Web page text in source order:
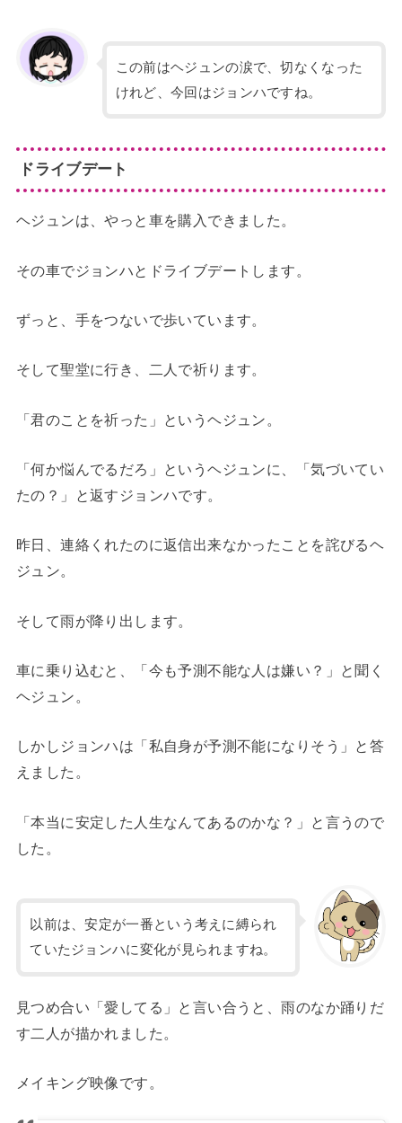
この前はヘジュンの涙で、切なくなった
けれど、今回はジョンハですね。
ドライブデート
ヘジュンは、やっと車を購入できました。
その車でジョンハとドライブデートします。
ずっと、手をつないで歩いています。
そして聖堂に行き、二人で祈ります。
「君のことを祈った」というヘジュン。
「何か悩んでるだろ」というヘジュンに、「気づいてい
たの？」と返すジョンハです。
昨日、連絡くれたのに返信出来なかったことを詫びるヘ
ジュン。
そして雨が降り出します。
車に乗り込むと、「今も予測不能な人は嫌い？」と聞く
ヘジュン。
しかしジョンハは「私自身が予測不能になりそう」と答
えました。
「本当に安定した人生なんてあるのかな？」と言うので
した。
以前は、安定が一番という考えに縛られ
ていたジョンハに変化が見られますね。
見つめ合い「愛してる」と言い合うと、雨のなか踊りだ
す二人が描かれました。
メイキング映像です。